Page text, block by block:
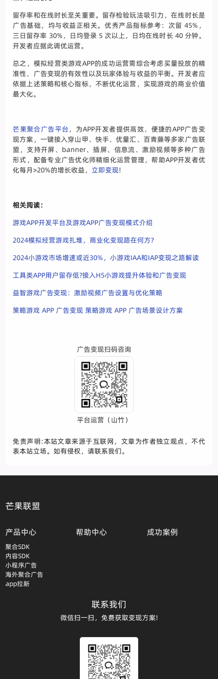
留存率和在线时长至关重要。留存检验玩法吸引力，在线时长是
广告基础，均与收益正相关。优秀产品指标参考：次留 45%，
三日留存率 30%，日均登录 5 次以上，日均在线时长 40 分钟。
开发者应据此调优运营。
总之，模拟经营类游戏APP的成功运营需综合考虑买量投放的精
准性、广告变现的有效性以及玩家体验与收益的平衡。开发者应
依据上述策略和核心指标，不断优化运营，实现游戏的商业价值
最大化。
芒果聚合广告平台 ，为APP开发者提供高效、便捷的APP广告变
现方案，一键接入穿山甲、快手、优量汇、百青藤等多家广告联
盟，支持开屏、banner、插屏、信息流、激励视频等多种广告
形式，配备专业广告优化师精细化运营管理，帮助APP开发者优
化每月>20%的增长收益， 立即变现!
相关阅读：
游戏APP开发平台及游戏APP广告变现模式介绍
2024模拟经营游戏扎堆，商业化变现路在何方?
2024小游戏市场增速或近30%，小游戏IAA和IAP变现之路解读
工具类APP用户留存低?接入H5小游戏提升体验和广告变现
益智游戏广告变现：激励视频广告设置与优化策略
策略游戏 APP 广告变现 策略游戏 APP 广告场景设计方案
广告变现扫码咨询
平台运营（山竹）
免责声明:本站文章来源于互联网，文章为作者独立观点，不代
表本站立场。如有侵权，请联系我们。
芒果联盟
产品中心
聚合SDK
内容SDK
小程序广告
海外聚合广告
app拉新
帮助中心 成功案例
联系我们
微信扫一扫，免费获取变现方案!